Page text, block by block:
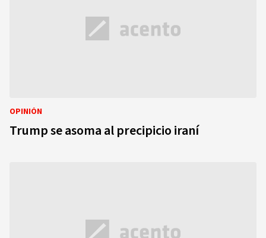
OPINIÓN
Trump se asoma al precipicio iraní